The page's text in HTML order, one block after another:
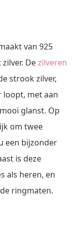
van 925
Dezilveren
strook zilver,
loopt, met aan
glanst. Op
om twee
een bijzonder
is deze
als heren, en
ringmaten.